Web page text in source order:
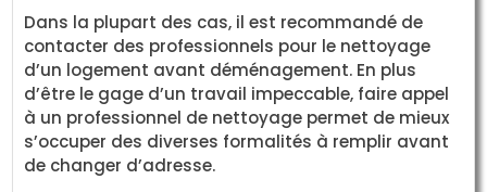
Dans la plupart des cas, il est recommandé de
contacter des professionnels pour le nettoyage
d’un logement avant déménagement. En plus
d’être le gage d’un travail impeccable, faire appel
à un professionnel de nettoyage permet de mieux
s’occuper des diverses formalités à remplir avant
de changer d’adresse.